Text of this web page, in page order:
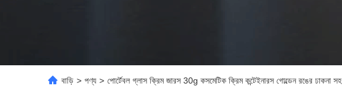
বাড়ি > পণ্য > পোর্টেবল গ্লাস ক্রিম জারস 30g কসমেটিক ক্রিম কন্টেইনারস গোল্ডেন রঙের ঢাকনা সহ